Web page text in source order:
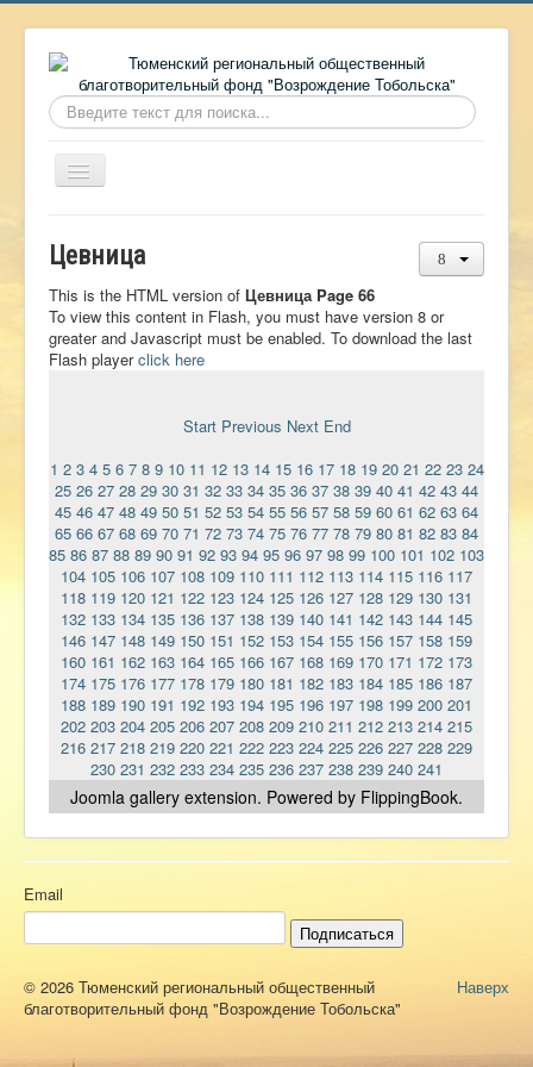
Искать...
Включить/
выключить
О фонде
Онлайн библиотека
Видеоматериалы
Сайт проекта Достоевский
Ермаковополе.рф
Цевница
This is the HTML version of Цевница Page 66
To view this content in Flash, you must have version 8 or
greater and Javascript must be enabled. To download the last
Flash playerclick here
Start Previous Next End
1 2 3 4 5 6 7 8 9 10 11 12 13 14 15 16 17 18 19 20 21 22 23 24
25 26 27 28 29 30 31 32 33 34 35 36 37 38 39 40 41 42 43 44
45 46 47 48 49 50 51 52 53 54 55 56 57 58 59 60 61 62 63 64
65 66 67 68 69 70 71 72 73 74 75 76 77 78 79 80 81 82 83 84
85 86 87 88 89 90 91 92 93 94 95 96 97 98 99 100 101 102 103
104 105 106 107 108 109 110 111 112 113 114 115 116 117
118 119 120 121 122 123 124 125 126 127 128 129 130 131
132 133 134 135 136 137 138 139 140 141 142 143 144 145
146 147 148 149 150 151 152 153 154 155 156 157 158 159
160 161 162 163 164 165 166 167 168 169 170 171 172 173
174 175 176 177 178 179 180 181 182 183 184 185 186 187
188 189 190 191 192 193 194 195 196 197 198 199 200 201
202 203 204 205 206 207 208 209 210 211 212 213 214 215
216 217 218 219 220 221 222 223 224 225 226 227 228 229
230 231 232 233 234 235 236 237 238 239 240 241
Joomla gallery extension. Powered by FlippingBook.
Email
Подписаться
Наверх
© 2026 Тюменский региональный общественный
благотворительный фонд "Возрождение Тобольска"